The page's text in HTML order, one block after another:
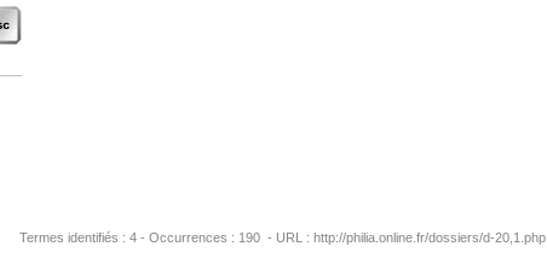
Termes identifiés : 4 - Occurrences : 190 - URL : http://philia.online.fr/dossiers/d-20,1.php